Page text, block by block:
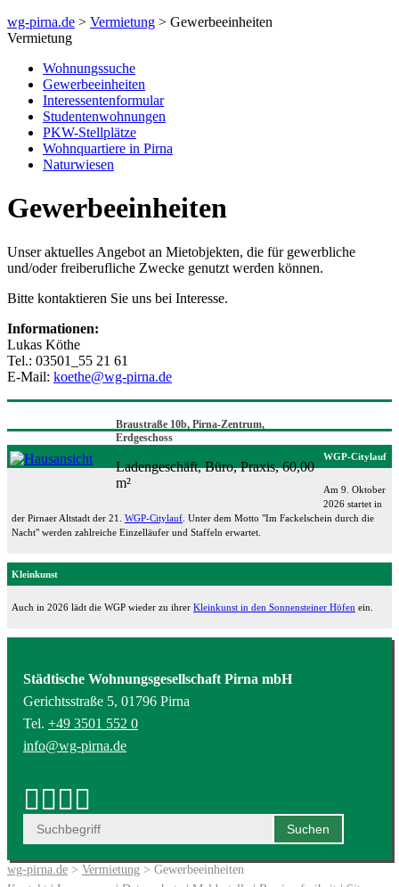
wg-pirna.de > Vermietung > Gewerbeeinheiten
Vermietung
Wohnungssuche
Gewerbeeinheiten
Interessentenformular
Studentenwohnungen
PKW-Stellplätze
Wohnquartiere in Pirna
Naturwiesen
Gewerbeeinheiten
Unser aktuelles Angebot an Mietobjekten, die für gewerbliche
und/oder freiberufliche Zwecke genutzt werden können.
Bitte kontaktieren Sie uns bei Interesse.
Informationen:
Lukas Köthe
Tel.: 03501_55 21 61
E-Mail: koethe@wg-pirna.de
Braustraße 10b, Pirna-Zentrum,
Erdgeschoss
Ladengeschäft, Büro, Praxis, 60,00
m²
WGP-Citylauf
Am 9. Oktober
2026 startet in
der Pirnaer Altstadt der 21. WGP-Citylauf . Unter dem Motto "Im Fackelschein durch die
Nacht" werden zahlreiche Einzelläufer und Staffeln erwartet.
Kleinkunst
Auch in 2026 lädt die WGP wieder zu ihrer Kleinkunst in den Sonnensteiner Höfen ein.
Städtische Wohnungsgesellschaft Pirna mbH
Gerichtsstraße 5, 01796 Pirna
Tel. +49 3501 552 0
info@wg-pirna.de
wg-pirna.de > Vermietung > Gewerbeeinheiten